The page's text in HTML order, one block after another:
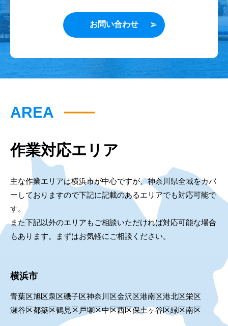
お問い合わせ
AREA
作業対応エリア
主な作業エリアは横浜市が中心ですが、神奈川県全域をカバ
ーしておりますので下記に記載のあるエリアでも対応可能で
す。
また下記以外のエリアもご相談いただければ対応可能な場合
もあります。まずはお気軽にご相談ください。
横浜市
青葉区旭区泉区磯子区神奈川区金沢区港南区港北区栄区
瀬谷区都築区鶴見区 戸塚区中区西区保土ヶ谷区緑区南区